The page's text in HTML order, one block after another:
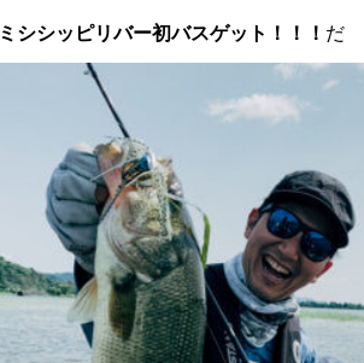
ミシシッピリバー初バスゲット！！！ だ